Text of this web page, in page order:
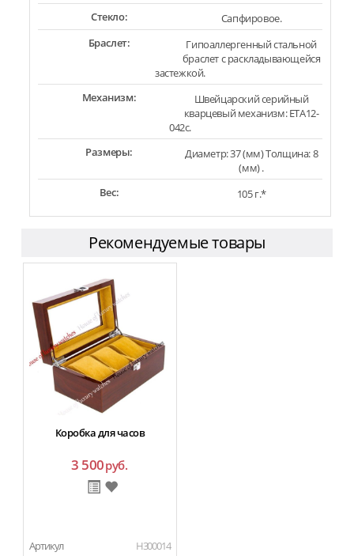
Стекло:
Сапфировое.
Браслет:
Гипоаллергенный стальной
браслет с раскладывающейся
застежкой.
Механизм:
Швейцарский серийный
кварцевый механизм: ETA12-
042c.
Размеры:
Диаметр: 37 (мм) Толщина: 8
(мм) .
Вес:
105 г.*
Рекомендуемые товары
Коробка для часов
3 500руб.
Артикул H300014